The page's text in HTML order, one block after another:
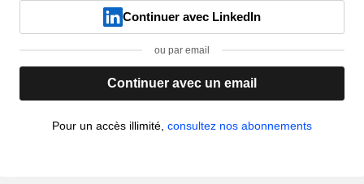
Continuer avec LinkedIn
ou par email
Continuer avec un email
Pour un accès illimité, consultez nos abonnements